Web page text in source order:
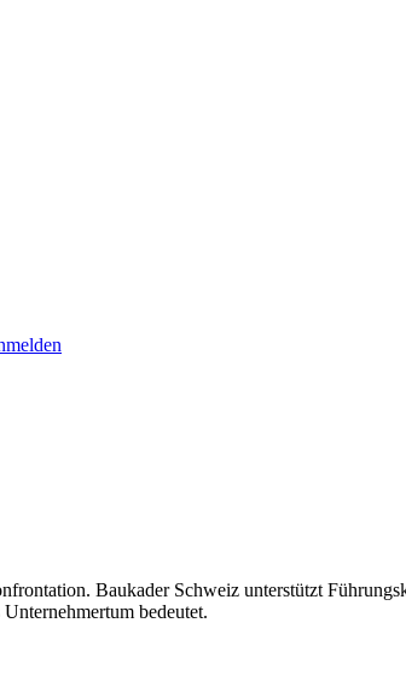
Baukader Schweiz unterstützt
bedeutet.